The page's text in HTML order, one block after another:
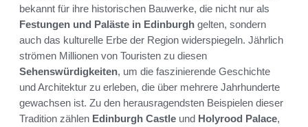
bekannt für ihre historischen Bauwerke, die nicht nur als
Festungen und Paläste in Edinburgh gelten, sondern
auch das kulturelle Erbe der Region widerspiegeln. Jährlich
strömen Millionen von Touristen zu diesen
Sehenswürdigkeiten, um die faszinierende Geschichte
und Architektur zu erleben, die über mehrere Jahrhunderte
gewachsen ist. Zu den herausragendsten Beispielen dieser
Tradition zählen Edinburgh Castle und Holyrood Palace,